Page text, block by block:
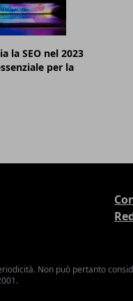
la SEO nel 2023
per la
Non può pertanto